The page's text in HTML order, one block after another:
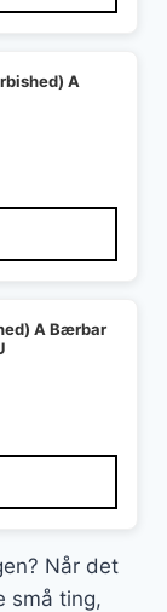
A
A Bærbar
Når det
små ting,